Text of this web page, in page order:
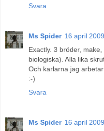
Svara
Ms Spider 16 april
Exactly. 3 bröder,
biologiska). Alla lika
Och karlarna jag arbetar
:-)
Svara
Ms Spider 16 april